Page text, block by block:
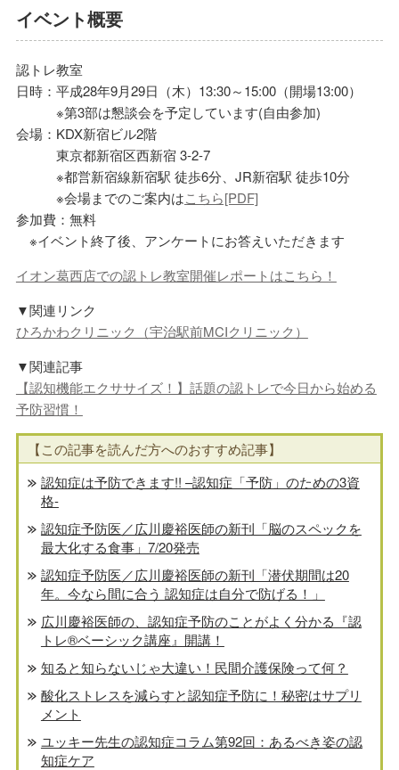
イベント概要
認トレ教室
日時：平成28年9月29日（木）13:30～15:00（開場13:00）
※第3部は懇談会を予定しています(自由参加)
会場：KDX新宿ビル2階
東京都新宿区西新宿 3-2-7
※都営新宿線新宿駅 徒歩6分、JR新宿駅 徒歩10分
※会場までのご案内はこちら[PDF]
参加費：無料
※イベント終了後、アンケートにお答えいただきます
イオン葛西店での認トレ教室開催レポートはこちら！
▼関連リンク
ひろかわクリニック（宇治駅前MCIクリニック）
▼関連記事
【認知機能エクササイズ！】話題の認トレで今日から始める
予防習慣！
【この記事を読んだ方へのおすすめ記事】
認知症は予防できます!! –認知症「予防」のための3資
格-
認知症予防医／広川慶裕医師の新刊「脳のスペックを
最大化する食事」7/20発売
認知症予防医／広川慶裕医師の新刊「潜伏期間は20
年。今なら間に合う 認知症は自分で防げる！」
広川慶裕医師の、認知症予防のことがよく分かる『認
トレ®️ベーシック講座』開講！
知ると知らないじゃ大違い！民間介護保険って何？
酸化ストレスを減らすと認知症予防に！秘密はサプリ
メント
ユッキー先生の認知症コラム第92回：あるべき姿の認
知症ケア